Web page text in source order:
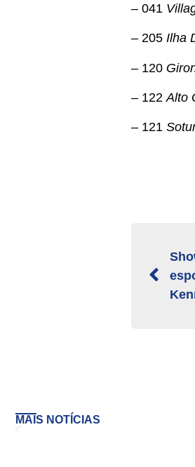
– 041
– 205 Ilha
– 120
– 122 Alto
– 121
MAIS NOTÍCIAS